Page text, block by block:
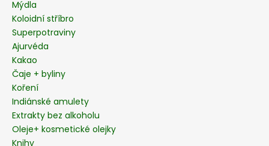
Mýdla
Koloidní stříbro
Superpotraviny
Ajurvéda
Kakao
Čaje + byliny
Koření
Indiánské amulety
Extrakty bez alkoholu
Oleje+ kosmetické olejky
Knihy